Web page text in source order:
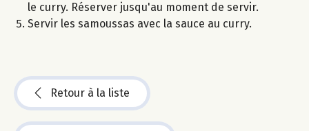
le curry. Réserver jusqu'au moment de servir.
Servir les samoussas avec la sauce au curry.
Retour à la liste